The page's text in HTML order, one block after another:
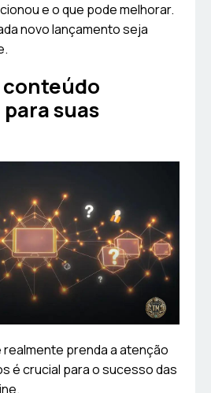
e o que pode melhorar.
novo lançamento seja
suas
prenda a atenção
é crucial para o sucesso das